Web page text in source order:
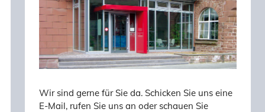
Wir sind gerne für Sie da. Schicken Sie uns eine
E-Mail, rufen Sie uns an oder schauen Sie